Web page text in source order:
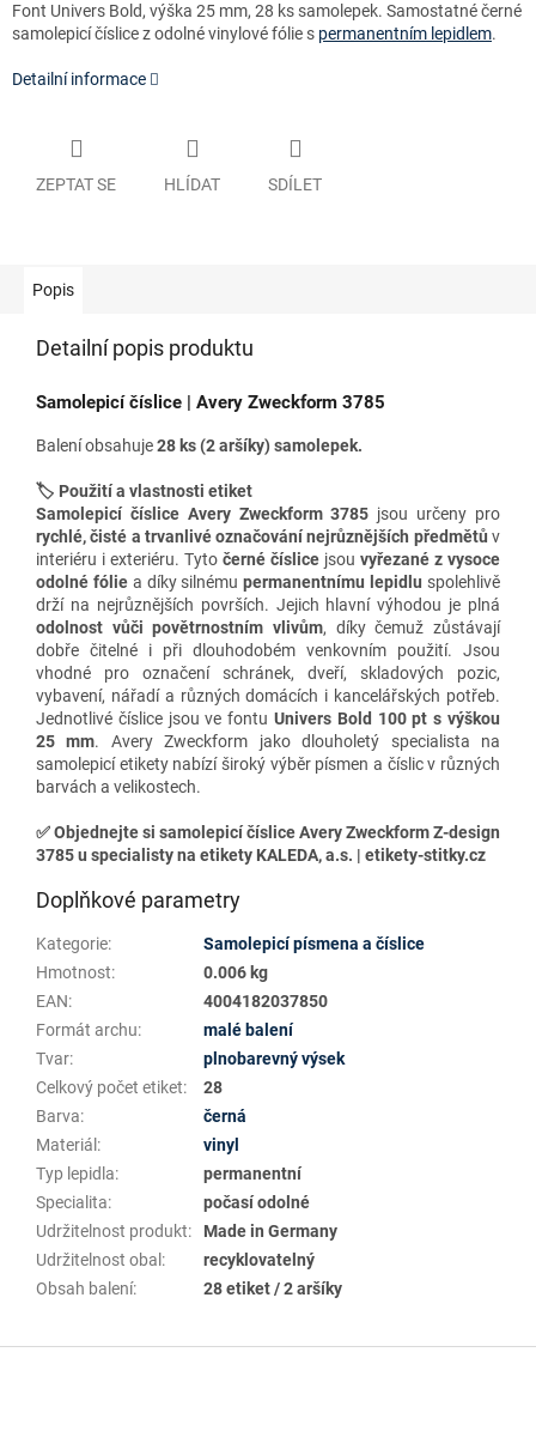
Font Univers Bold, výška 25 mm, 28 ks samolepek. Samostatné černé
samolepicí číslice z odolné vinylové fólie s permanentním lepidlem.
Detailní informace
ZEPTAT SE HLÍDAT SDÍLET
Popis
Detailní popis produktu
Samolepicí číslice | Avery Zweckform 3785
Balení obsahuje28 ks (2 aršíky) samolepek.
🏷️ Použití a vlastnosti etiket
Samolepicí číslice Avery Zweckform 3785 jsou určeny pro
rychlé, čisté a trvanlivéoznačování nejrůznějších předmětů v
interiéru i exteriéru. Tyto černé číslice jsou vyřezané z vysoce
odolné fóliea díky silnémupermanentnímu lepidlu spolehlivě
drží na nejrůznějších površích. Jejich hlavní výhodou je plná
odolnost vůči povětrnostním vlivům, díky čemuž zůstávají
dobře čitelné i při dlouhodobém venkovním použití. Jsou
vhodné pro označení schránek, dveří, skladových pozic,
vybavení, nářadí a různých domácích i kancelářských potřeb.
Jednotlivé číslice jsou ve fontu Univers Bold 100 pt s výškou
25mm. Avery Zweckform jako dlouholetý specialista na
samolepicí etikety nabízí široký výběr písmen a číslic v různých
barvách a velikostech.
✅Objednejte si samolepicí číslice Avery Zweckform Z-design
3785 u specialisty na etikety KALEDA, a.s. | etikety-stitky.cz
Doplňkové parametry
Kategorie:
Samolepicí písmena a číslice
Hmotnost:
0.006 kg
EAN:
4004182037850
Formát archu:
malé balení
Tvar:
plnobarevný výsek
Celkový počet etiket:
28
Barva:
černá
Materiál :
vinyl
Typ lepidla:
permanentní
Specialita:
počasí odolné
Udržitelnost produkt:
Made in Germany
Udržitelnost obal :
recyklovatelný
Obsah balení: 28 etiket / 2 aršíky